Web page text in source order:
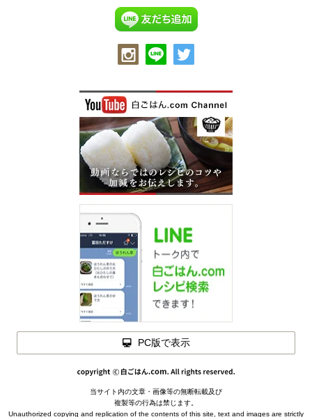
PC版で表示
当サイト内の文章・画像等の無断転載及び
複製等の行為は禁じます。
Unauthorized copying and replication of the contents of this site, text and images are strictly